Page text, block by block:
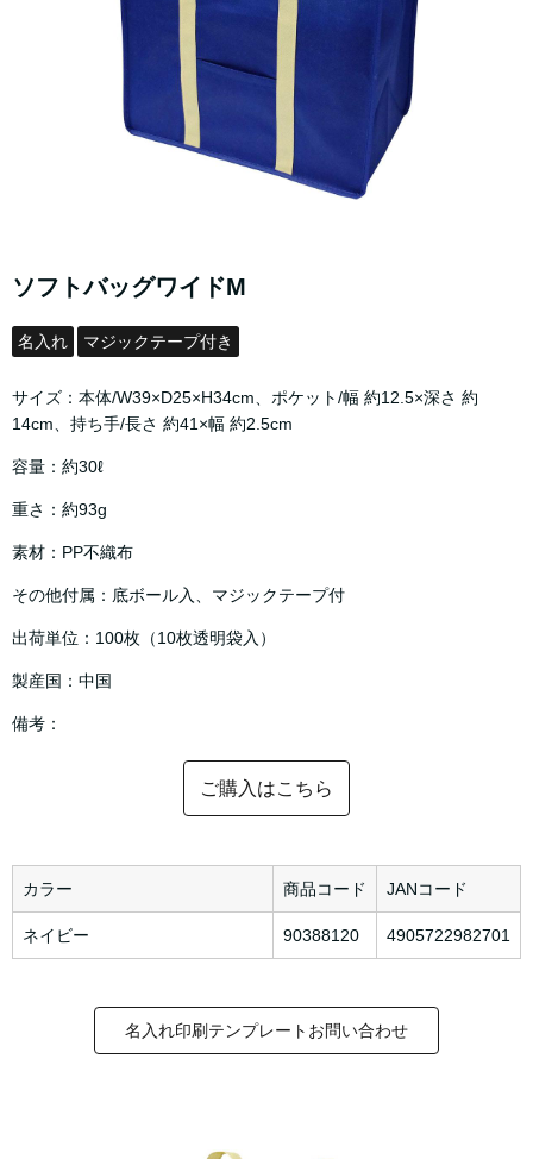
ソフトバッグワイドM
名入れ マジックテープ付き
サイズ：本体/W39×D25×H34cm、ポケット/幅 約12.5×深さ 約
14cm、持ち手/長さ 約41×幅 約2.5cm
容量：約30ℓ
重さ：約93g
素材：PP不織布
その他付属：底ボール入、マジックテープ付
出荷単位：100枚（10枚透明袋入）
製産国：中国
備考：
ご購入はこちら
カラー 商品コード JANコード
ネイビー 90388120 4905722982701
名入れ印刷テンプレートお問い合わせ